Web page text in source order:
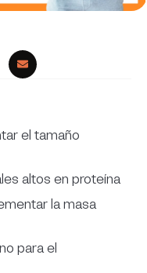
el tamaño
altos en proteína
la masa
para el